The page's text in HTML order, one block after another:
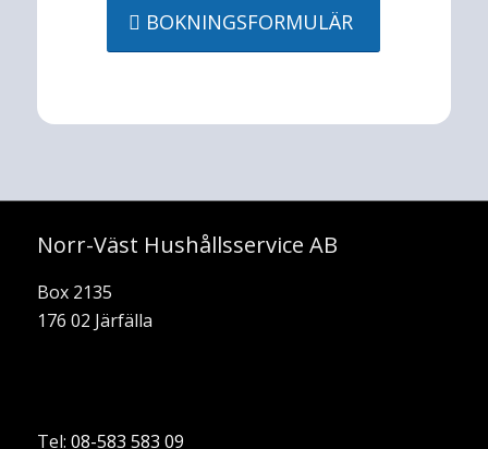
BOKNINGSFORMULÄR
Norr-Väst Hushållsservice AB
Box 2135
176 02 Järfälla
Tel: 08-583 583 09